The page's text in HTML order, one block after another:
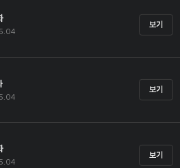
보기
보기
보기